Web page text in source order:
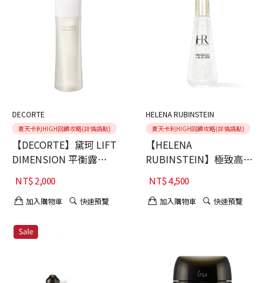
DECORTE
夏天卡利HIGH回饋攻略(詳情請點)
【DECORTE】黛珂 LIFT
DIMENSION 平衡露
200ml
NT$2,000
加入購物車 快速預覽
HELENA RUBINSTEIN
夏天卡利HIGH回饋攻略(詳情請點)
【HELENA
RUBINSTEIN】極致高光
全能水凝露100ml
NT$4,500
加入購物車 快速預覽